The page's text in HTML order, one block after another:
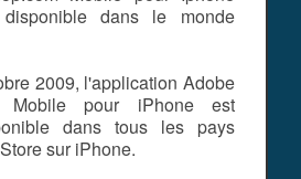
dans le monde
2009, l'application Adobe
Mobile pour iPhone est
dans tous les pays
sur iPhone.